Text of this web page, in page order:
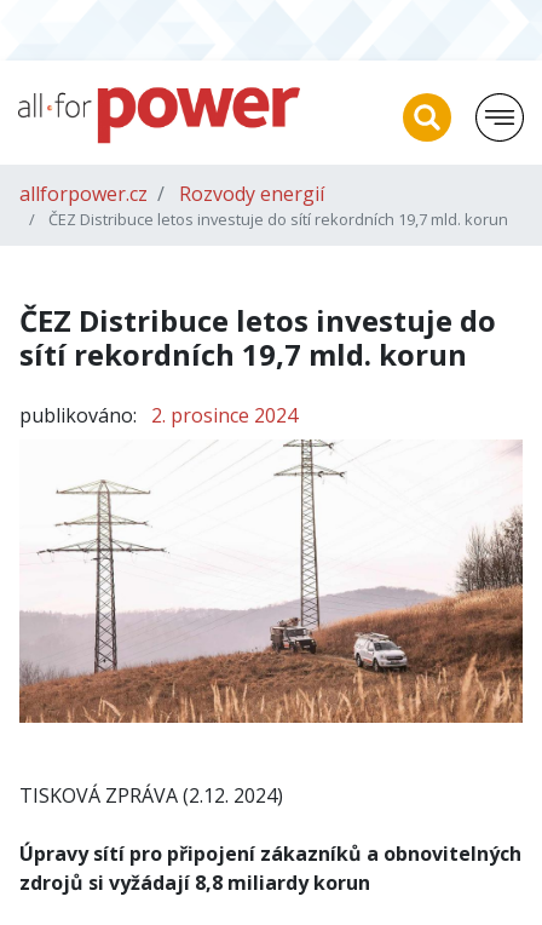
allforpower.cz Rozvody energií
ČEZ Distribuce letos investuje do sítí rekordních 19,7 mld. korun
ČEZ Distribuce letos investuje do
sítí rekordních 19,7 mld. korun
publikováno: 2. prosince 2024
TISKOVÁ ZPRÁVA (2.12. 2024)
Úpravy sítí pro připojení zákazníků a obnovitelných
zdrojů si vyžádají 8,8 miliardy korun